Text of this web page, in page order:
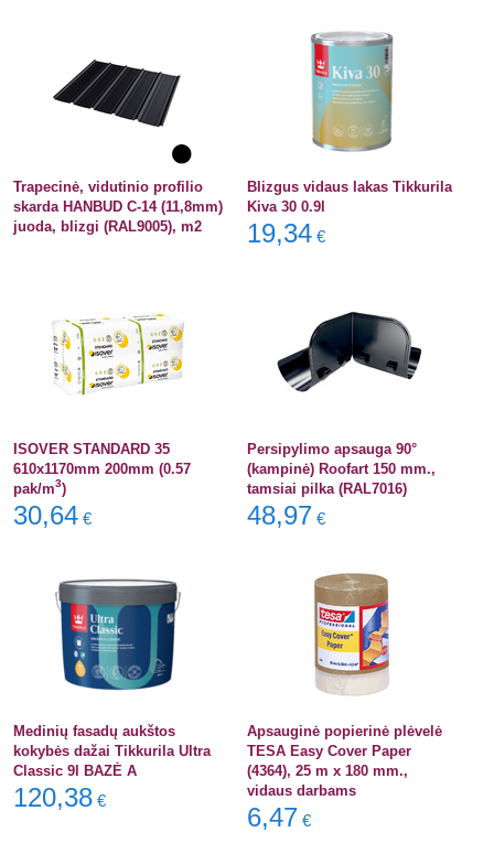
Trapecinė, vidutinio profilio
skarda HANBUD C-14 (11,8mm)
juoda, blizgi (RAL9005), m2
Blizgus vidaus lakas Tikkurila
Kiva 30 0.9l
19,34 €
ISOVER STANDARD 35
610x1170mm 200mm (0.57
pak/m3)
30,64 €
Persipylimo apsauga 90°
(kampinė) Roofart 150 mm.,
tamsiai pilka (RAL7016)
48,97 €
Medinių fasadų aukštos
kokybės dažai Tikkurila Ultra
Classic 9l BAZĖ A
120,38 €
Apsauginė popierinė plėvelė
TESA Easy Cover Paper
(4364), 25 m x 180 mm.,
vidaus darbams
6,47 €